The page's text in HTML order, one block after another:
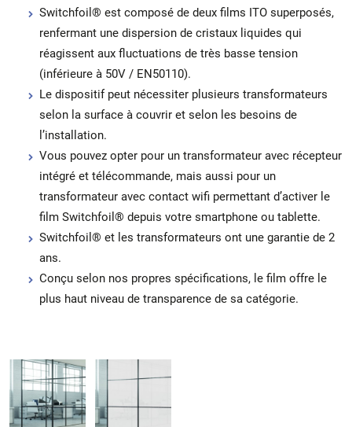
Switchfoil® est composé de deux films ITO superposés,
renfermant une dispersion de cristaux liquides qui
réagissent aux fluctuations de très basse tension
(inférieure à 50V / EN50110).
Le dispositif peut nécessiter plusieurs transformateurs
selon la surface à couvrir et selon les besoins de
l’installation.
Vous pouvez opter pour un transformateur avec récepteur
intégré et télécommande, mais aussi pour un
transformateur avec contact wifi permettant d’activer le
film Switchfoil® depuis votre smartphone ou tablette.
Switchfoil® et les transformateurs ont une garantie de 2
ans.
Conçu selon nos propres spécifications, le film offre le
plus haut niveau de transparence de sa catégorie.